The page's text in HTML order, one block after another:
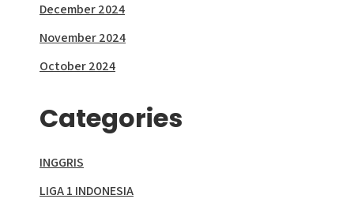
December 2024
November 2024
October 2024
Categories
INGGRIS
LIGA 1 INDONESIA